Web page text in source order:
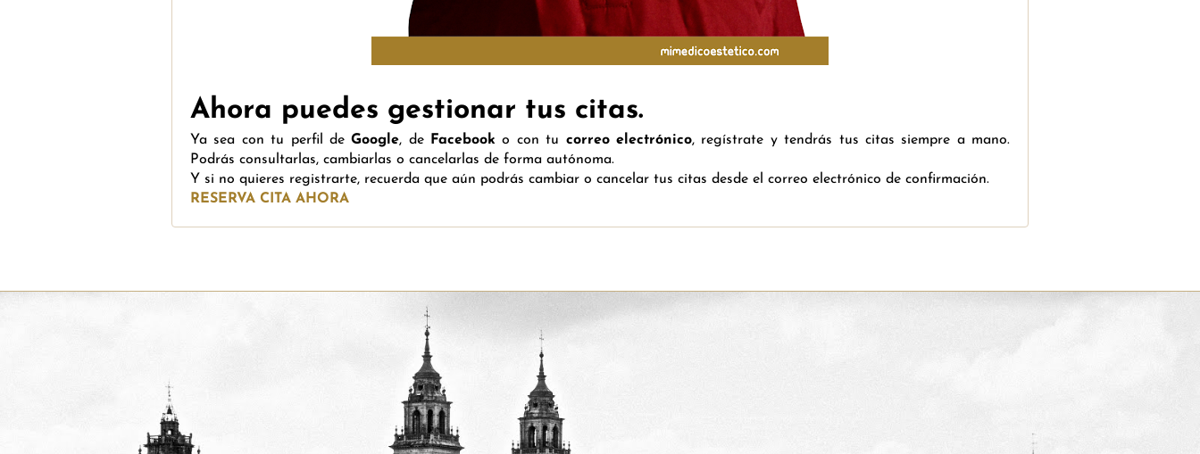
Ahora puedes gestionar tus citas.
Ya sea con tu perfil deGoogle, de Facebook o con tu correo electrónico, regístrate y tendrás tus citas siempre a mano.
Podrás consultarlas, cambiarlas o cancelarlas de forma autónoma.
Y si no quieres registrarte, recuerda que aún podrás cambiar o cancelar tus citas desde el correo electrónico de confirmación.
RESERVA CITA AHORA